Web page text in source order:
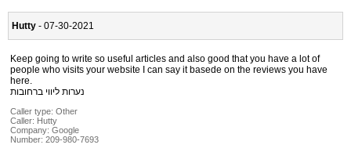
Hutty - 07-30-2021
Keep going to write so useful articles and also good that you have a lot of
people who visits your website I can say it basede on the reviews you have
here.
נערות ליווי ברחובות
Caller type: Other
Caller: Hutty
Company: Google
Number: 209-980-7693